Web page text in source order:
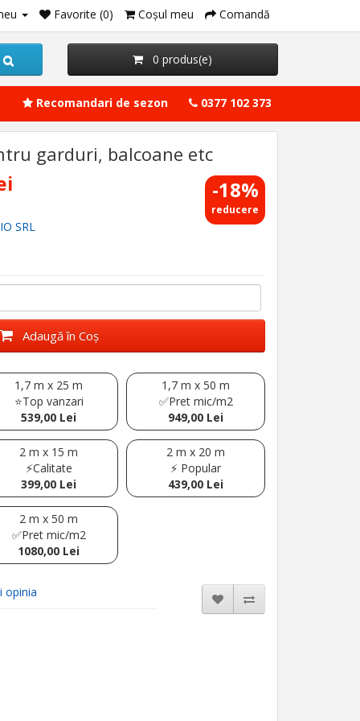
Favorite (0) Coşul meu Comandă
0 produs(e)
Recomandari de sezon 0377 102 373
garduri, balcoane etc
-18%
reducere
SRL
Adaugă în Coş
1,7 m x 25 m
⭐Top vanzari
539,00 Lei
1,7 m x 50 m
✅Pret mic/m2
949,00 Lei
2 m x 15 m
⚡Calitate
399,00 Lei
2 m x 20 m
⚡ Popular
439,00 Lei
2 m x 50 m
✅Pret mic/m2
1080,00 Lei
opinia